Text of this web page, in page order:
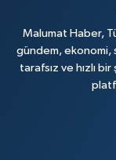
Malumat Haber,
gündem, ekonomi,
tarafsız ve hızlı